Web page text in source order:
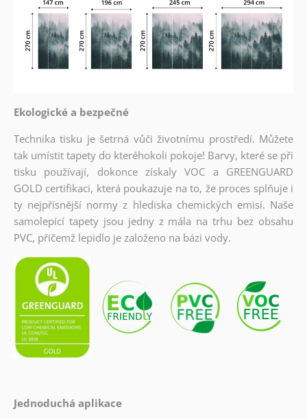
Ekologické a bezpečné
Technika tisku je šetrná vůči životnímu prostředí. Můžete
tak umístit tapety do kteréhokoli pokoje! Barvy, které se při
tisku používají, dokonce získaly VOC a GREENGUARD
GOLD certifikaci, která poukazuje na to, že proces splňuje i
ty nejpřísnější normy z hlediska chemických emisí. Naše
samolepící tapety jsou jedny z mála na trhu bez obsahu
PVC, přičemž lepidlo je založeno na bázi vody.
Jednoduchá aplikace